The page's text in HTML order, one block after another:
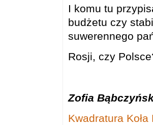
I komu tu
budżetu czy
suwerennego
Rosji, czy
Zofia
Kwadratura Koła